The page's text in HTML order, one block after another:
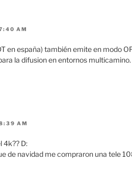
AM
en españa) también emite en modo
la difusion en entornos multicamino.
AM
4k?? D:
de navidad me compraron una tele